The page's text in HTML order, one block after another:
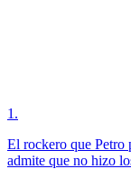
1 .
El rockero que Petro
admite que no hizo